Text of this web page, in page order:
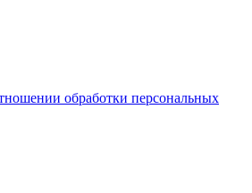
обработки персональных